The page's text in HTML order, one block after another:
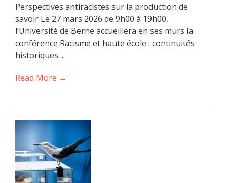
Perspectives antiracistes sur la production de
savoir Le 27 mars 2026 de 9h00 à 19h00,
l’Université de Berne accueillera en ses murs la
conférence Racisme et haute école : continuités
historiques ...
Read More →